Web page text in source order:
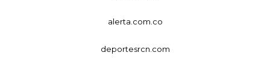
alerta.com.co
deportesrcn.com